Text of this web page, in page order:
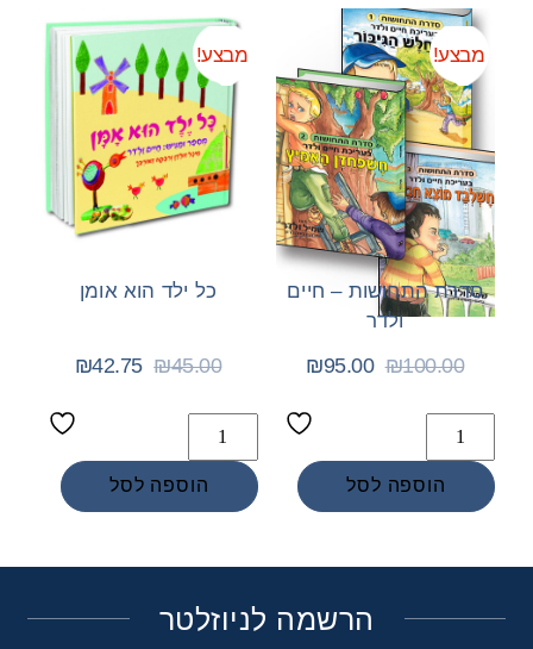
מבצע!
to
wishlist
סדרת התחושות – חיים
ולדר
₪100.00
₪95.00
הוספה לסל
מבצע!
to
wishlist
כל ילד הוא אומן
₪45.00
₪42.75
הוספה לסל
הרשמה לניוזלטר